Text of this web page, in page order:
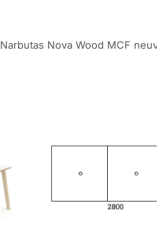
Narbutas Nova Wood MCF